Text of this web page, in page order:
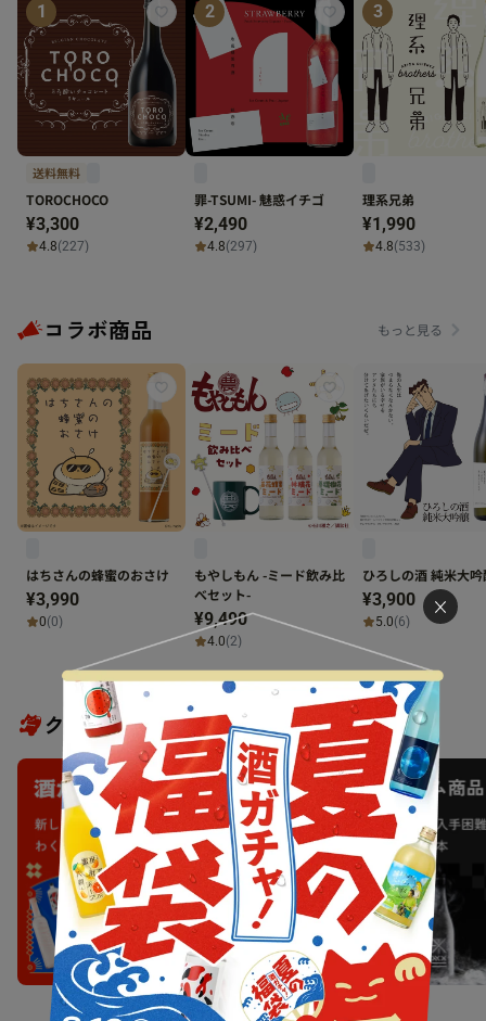
1
送料無料
TOROCHOCO
¥3,300
4.8(227)
2
罪-TSUMI- 魅惑イチゴ
¥2,490
4.8(297)
3
理系兄弟
¥1,990
4.8(533)
コラボ商品 もっと見る
はちさんの蜂蜜のおさけ
¥3,990
0(0)
もやしもん -ミード飲み比
べセット-
¥9,490
4.0(2)
ひろしの酒 純米大吟
¥3,900
5.0(6)
クランド人気企画